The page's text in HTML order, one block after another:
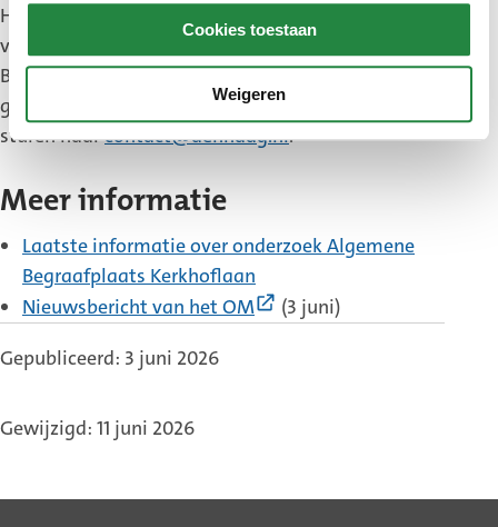
Cookies toestaan
Weigeren
Het college begrijpt dat het onderzoek van het OM
veel vragen en emoties kan oproepen.
Bent u nabestaande en heeft u vragen? U kunt de
gemeente bellen op (070) 353 57 50 of een e-mail
sturen naarcontact@denhaag.nl.
Meer informatie
Laatste informatie over onderzoek Algemene
Begraafplaats Kerkhoflaan
Nieuwsbericht van het OM
(Externe
(3 juni)
Gepubliceerd: 3 juni 2026
Gewijzigd: 11 juni 2026